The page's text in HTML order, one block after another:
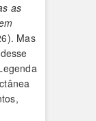
as
Mas